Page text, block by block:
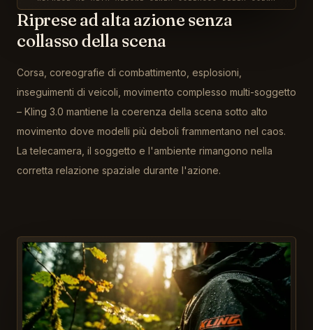
Riprese ad alta azione senza
collasso della scena
Corsa, coreografie di combattimento, esplosioni,
inseguimenti di veicoli, movimento complesso multi-soggetto
– Kling 3.0 mantiene la coerenza della scena sotto alto
movimento dove modelli più deboli frammentano nel caos.
La telecamera, il soggetto e l'ambiente rimangono nella
corretta relazione spaziale durante l'azione.